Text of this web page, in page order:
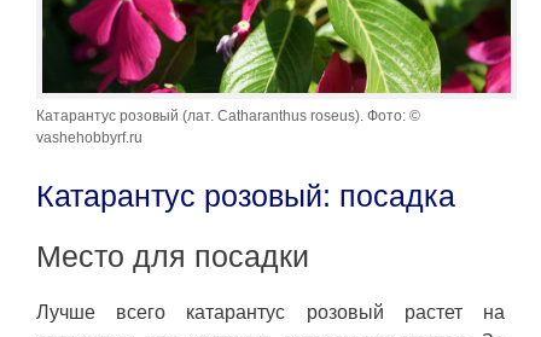
Катарантус розовый (лат. Catharanthus roseus). Фото: ©
vashehobbyrf.ru
Катарантус розовый: посадка
Место для посадки
Лучше всего катарантус розовый растет на